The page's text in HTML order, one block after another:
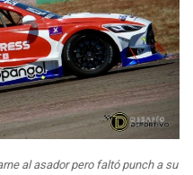
al asador pero faltó punch a su